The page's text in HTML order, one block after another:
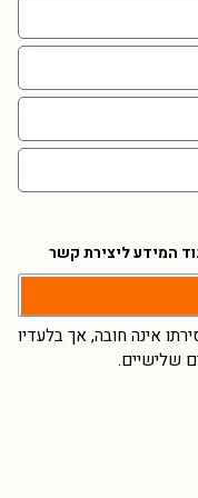
המידע ליצירת קשר
אינה חובה, אך בלעדיו
שלישיים.